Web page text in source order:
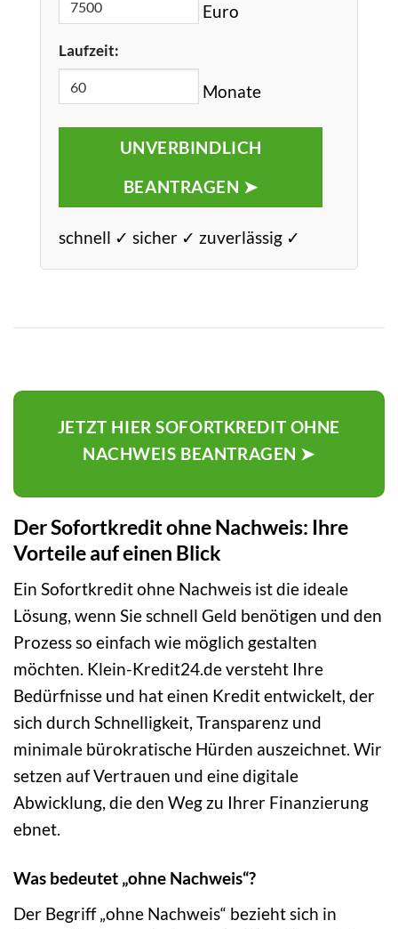
Euro
Laufzeit:
Monate
UNVERBINDLICH
BEANTRAGEN ➤
schnell ✓ sicher ✓ zuverlässig ✓
JETZT HIER SOFORTKREDIT OHNE
NACHWEIS BEANTRAGEN ➤
Der Sofortkredit ohne Nachweis: Ihre
Vorteile auf einen Blick
Ein Sofortkredit ohne Nachweis ist die ideale
Lösung, wenn Sie schnell Geld benötigen und den
Prozess so einfach wie möglich gestalten
möchten. Klein-Kredit24.de versteht Ihre
Bedürfnisse und hat einen Kredit entwickelt, der
sich durch Schnelligkeit, Transparenz und
minimale bürokratische Hürden auszeichnet. Wir
setzen auf Vertrauen und eine digitale
Abwicklung, die den Weg zu Ihrer Finanzierung
ebnet.
Was bedeutet „ohne Nachweis“?
Der Begriff „ohne Nachweis“ bezieht sich in